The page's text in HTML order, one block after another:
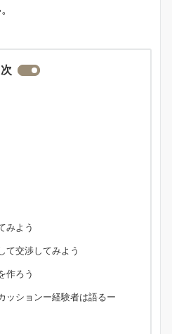
みよう
交渉してみよう
作ろう
ションー経験者は語るー